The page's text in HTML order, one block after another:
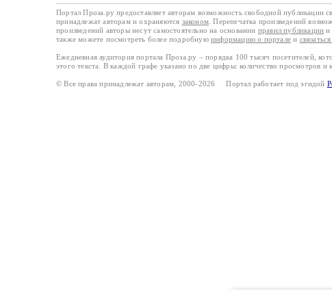
Портал Проза.ру предоставляет авторам возможность свободной публикации
принадлежат авторам и охраняются законом . Перепечатка произведений
произведений авторы несут самостоятельно на основании правил публикации и
также можете посмотреть более подробную информацию о портале и
Ежедневная аудитория портала Проза.ру – порядка 100 тысяч посетителей,
этого текста. В каждой графе указано по две цифры: количество просмотров и
© Все права принадлежат авторам, 2000-2026 Портал работает под эгидой